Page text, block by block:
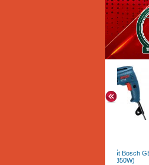
Máy khoan sắt Bosch GBM
6RE (350W)